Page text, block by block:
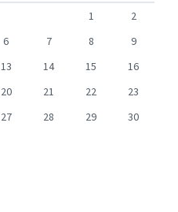
1
2
6 7 8
9
13 14 15
16
20 21 22
23
27 28 29
30